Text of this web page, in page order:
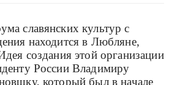
славянских культур с
находится в Любляне,
создания этой организации
России Владимиру
который был в начале